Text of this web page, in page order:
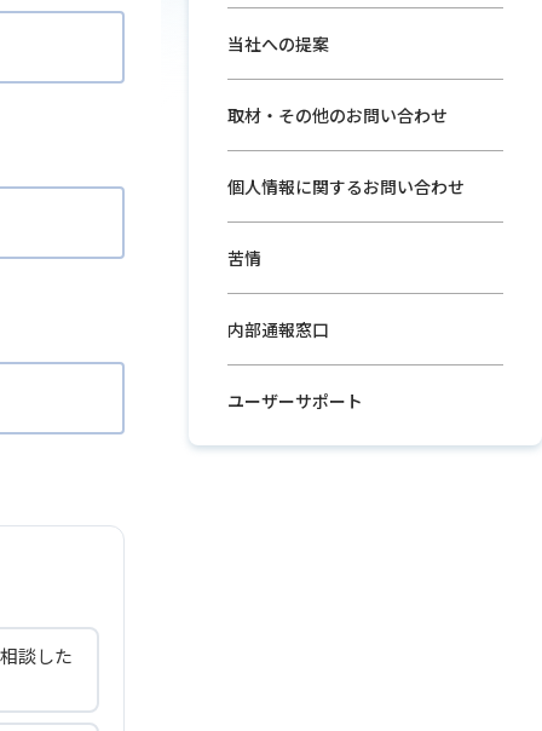
談した
当社への提案
取材・その他のお問い合わせ
個人情報に関するお問い合わせ
苦情
内部通報窓口
ユーザーサポート